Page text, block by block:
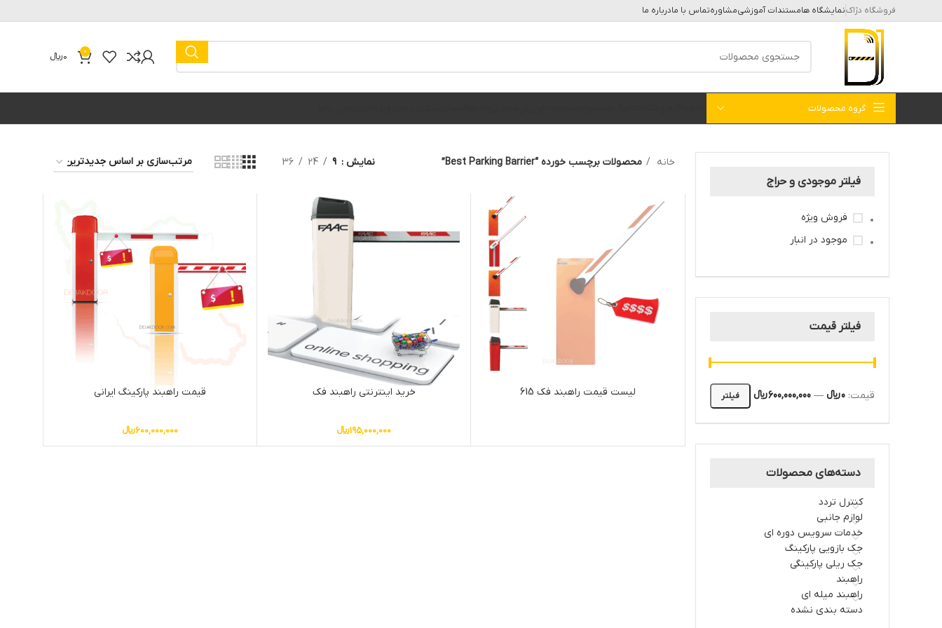
فروشگاه دژاکنمایشگاه هامستندات آموزشیمشاورهتماس با مادرباره ما
0
0﷼
گروه محصولات
فیلتر موجودی و حراج
فروش ویژه
موجود در انبار
فیلتر قیمت
فیلتر قیمت: 0 ﷼ — 600,000,000 ﷼
دسته‌های محصولات
کنترل تردد
لوازم جانبی
خدمات سرویس دوره ای
جک بازویی پارکینگ
جک ریلی پارکینگی
راهبند
راهبند میله ای
دسته بندی نشده
خانه محصولات برچسب خورده “Best Parking Barrier” نمایش 9
24
36
لیست قیمت راهبند فک 615 خرید اینترنتی راهبند فک
195,000,000﷼
قیمت راهبند پارکینگ ایرانی
600,000,000﷼